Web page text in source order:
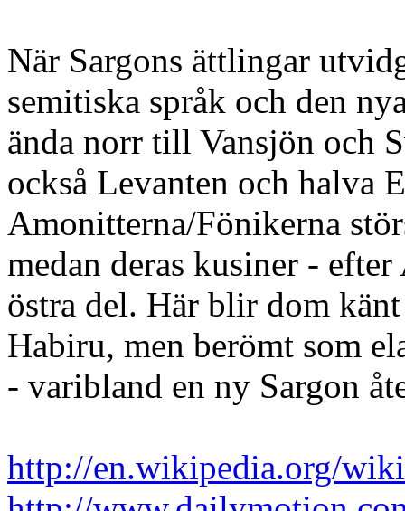
När Sargons ättlingar
semitiska språk och den
ända norr till Vansjön och
också Levanten och halva
Amonitterna/Fönikerna
medan deras kusiner -
östra del. Här blir dom
Habiru, men berömt som
- varibland en ny Sargon
http://en.wikipedia.org/